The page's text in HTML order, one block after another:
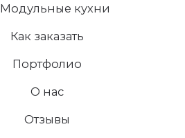
Модульные кухни
Как заказать
Портфолио
О нас
Отзывы